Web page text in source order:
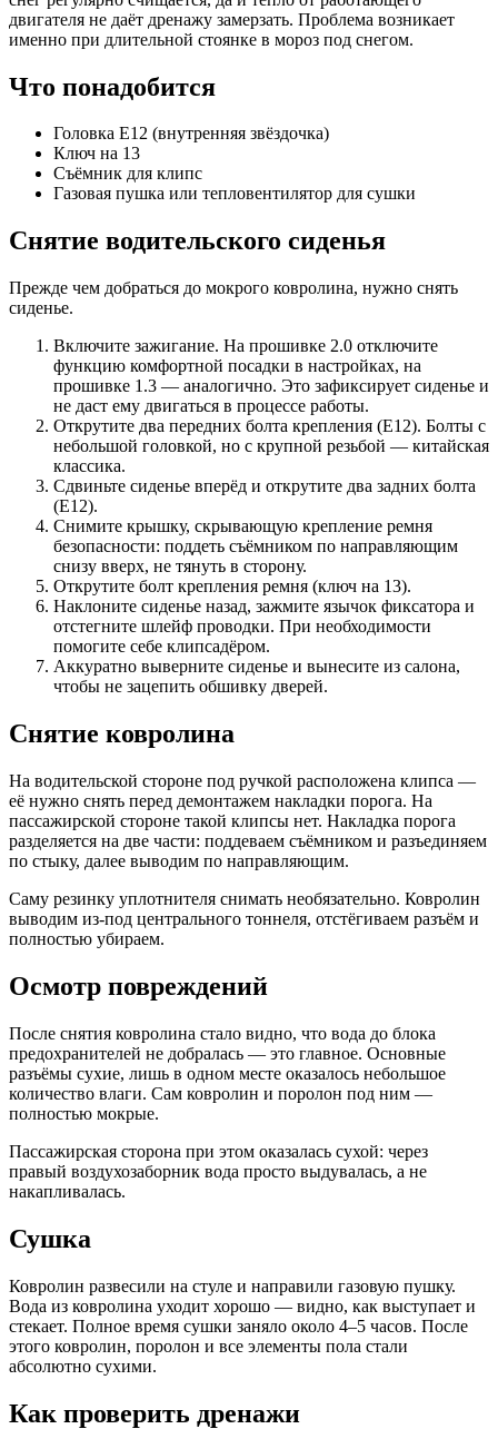
двигателя не даёт дренажу замерзать. Проблема возникает
именно при длительной стоянке в мороз под снегом.
Что понадобится
Головка E12 (внутренняя звёздочка)
Ключ на 13
Съёмник для клипс
Газовая пушка или тепловентилятор для сушки
Снятие водительского сиденья
Прежде чем добраться до мокрого ковролина, нужно снять
сиденье.
Включите зажигание. На прошивке 2.0 отключите
функцию комфортной посадки в настройках, на
прошивке 1.3 — аналогично. Это зафиксирует сиденье и
не даст ему двигаться в процессе работы.
Открутите два передних болта крепления (E12). Болты с
небольшой головкой, но с крупной резьбой — китайская
классика.
Сдвиньте сиденье вперёд и открутите два задних болта
(E12).
Снимите крышку, скрывающую крепление ремня
безопасности: поддеть съёмником по направляющим
снизу вверх, не тянуть в сторону.
Открутите болт крепления ремня (ключ на 13).
Наклоните сиденье назад, зажмите язычок фиксатора и
отстегните шлейф проводки. При необходимости
помогите себе клипсадёром.
Аккуратно выверните сиденье и вынесите из салона,
чтобы не зацепить обшивку дверей.
Снятие ковролина
На водительской стороне под ручкой расположена клипса —
её нужно снять перед демонтажем накладки порога. На
пассажирской стороне такой клипсы нет. Накладка порога
разделяется на две части: поддеваем съёмником и разъединяем
по стыку, далее выводим по направляющим.
Саму резинку уплотнителя снимать необязательно. Ковролин
выводим из-под центрального тоннеля, отстёгиваем разъём и
полностью убираем.
Осмотр повреждений
После снятия ковролина стало видно, что вода до блока
предохранителей не добралась — это главное. Основные
разъёмы сухие, лишь в одном месте оказалось небольшое
количество влаги. Сам ковролин и поролон под ним —
полностью мокрые.
Пассажирская сторона при этом оказалась сухой: через
правый воздухозаборник вода просто выдувалась, а не
накапливалась.
Сушка
Ковролин развесили на стуле и направили газовую пушку.
Вода из ковролина уходит хорошо — видно, как выступает и
стекает. Полное время сушки заняло около 4–5 часов. После
этого ковролин, поролон и все элементы пола стали
абсолютно сухими.
Как проверить дренажи